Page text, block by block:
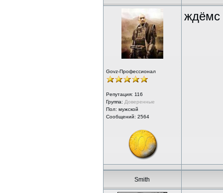
Govz-Профессионал
Репутация: 116
Группа: Доверенные
Пол: мужской
Сообщений: 2564
ждёмс
Smith